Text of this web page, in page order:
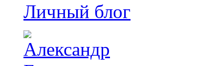
Личный блог